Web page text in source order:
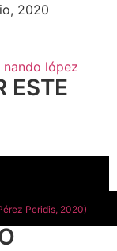
2020
nando lópez
ESTE
Peridis, 2020)